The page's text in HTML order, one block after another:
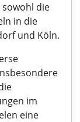
die
in die
und Köln.
im
eine